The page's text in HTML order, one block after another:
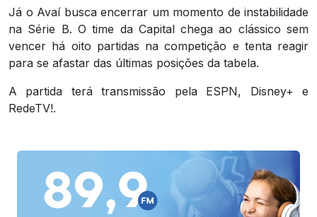
Já o Avaí busca encerrar um momento de instabilidade
na Série B. O time da Capital chega ao clássico sem
vencer há oito partidas na competição e tenta reagir
para se afastar das últimas posições da tabela.
A partida terá transmissão pela ESPN, Disney+ e
RedeTV!.